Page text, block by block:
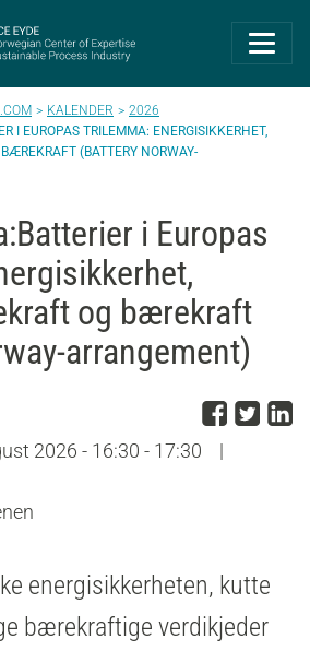
Eyde-Cluster |
KALENDER
2026
I EUROPAS TRILEMMA: ENERGISIKKERHET,
(BATTERY NORWAY-
i Europas
og bærekraft
arrangement)
DelDel
2026 - 16:30 - 17:30
|
energisikkerheten, kutte
bærekraftige verdikjeder